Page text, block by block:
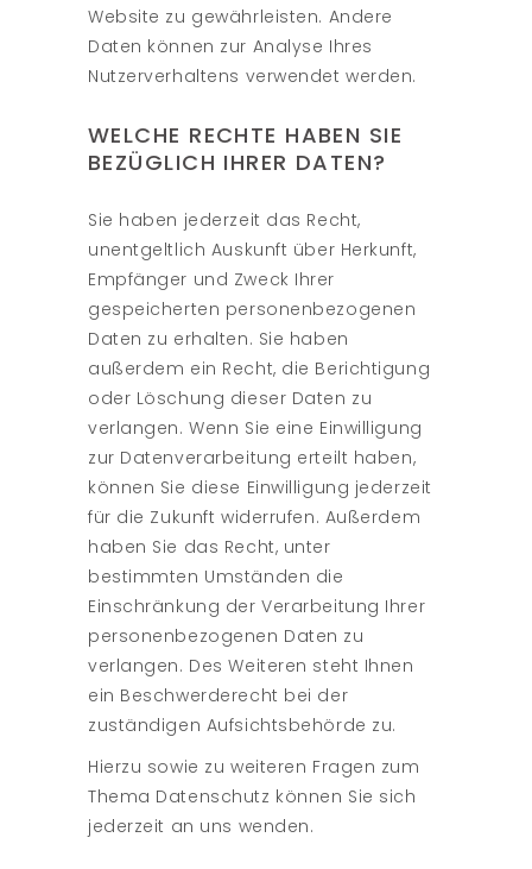
Website zu gewährleisten. Andere
Daten können zur Analyse Ihres
Nutzerverhaltens verwendet werden.
WELCHE RECHTE HABEN SIE
BEZÜGLICH IHRER DATEN?
Sie haben jederzeit das Recht,
unentgeltlich Auskunft über Herkunft,
Empfänger und Zweck Ihrer
gespeicherten personenbezogenen
Daten zu erhalten. Sie haben
außerdem ein Recht, die Berichtigung
oder Löschung dieser Daten zu
verlangen. Wenn Sie eine Einwilligung
zur Datenverarbeitung erteilt haben,
können Sie diese Einwilligung jederzeit
für die Zukunft widerrufen. Außerdem
haben Sie das Recht, unter
bestimmten Umständen die
Einschränkung der Verarbeitung Ihrer
personenbezogenen Daten zu
verlangen. Des Weiteren steht Ihnen
ein Beschwerderecht bei der
zuständigen Aufsichtsbehörde zu.
Hierzu sowie zu weiteren Fragen zum
Thema Datenschutz können Sie sich
jederzeit an uns wenden.